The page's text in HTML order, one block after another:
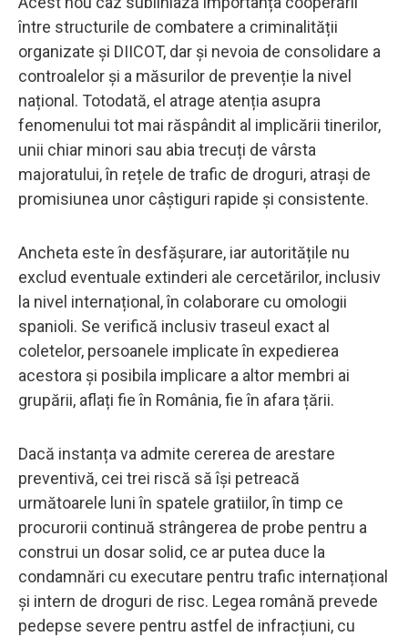
între structurile de combatere a criminalității
organizate și DIICOT, dar și nevoia de consolidare a
controalelor și a măsurilor de prevenție la nivel
național. Totodată, el atrage atenția asupra
fenomenului tot mai răspândit al implicării tinerilor,
unii chiar minori sau abia trecuți de vârsta
majoratului, în rețele de trafic de droguri, atrași de
promisiunea unor câștiguri rapide și consistente.
Ancheta este în desfășurare, iar autoritățile nu
exclud eventuale extinderi ale cercetărilor, inclusiv
la nivel internațional, în colaborare cu omologii
spanioli. Se verifică inclusiv traseul exact al
coletelor, persoanele implicate în expedierea
acestora și posibila implicare a altor membri ai
grupării, aflați fie în România, fie în afara țării.
Dacă instanța va admite cererea de arestare
preventivă, cei trei riscă să își petreacă
următoarele luni în spatele gratiilor, în timp ce
procurorii continuă strângerea de probe pentru a
construi un dosar solid, ce ar putea duce la
condamnări cu executare pentru trafic internațional
și intern de droguri de risc. Legea română prevede
pedepse severe pentru astfel de infracțiuni, cu